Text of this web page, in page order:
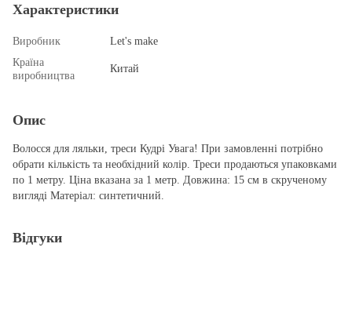
Характеристики
Виробник
Let's make
Країна
виробництва
Китай
Опис
Волосся для ляльки, треси Кудрі Увага! При замовленні потрібно
обрати кількість та необхідний колір. Треси продаються упаковками
по 1 метру. Ціна вказана за 1 метр. Довжина: 15 см в скрученому
вигляді Матеріал: синтетичний.
Відгуки